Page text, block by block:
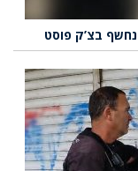
נחשף בצ’ק פוסט